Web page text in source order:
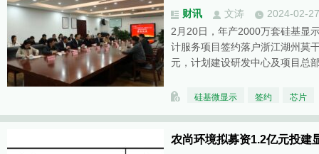
财讯 文涛
2024-02-27
2月20日，年产2000万套硅基显
计服务项目签约落户浙江湖州莫
元，计划建设研发中心及项目总
硅基微显示 签约 芯片
农尚环境拟募资1.2亿元投建